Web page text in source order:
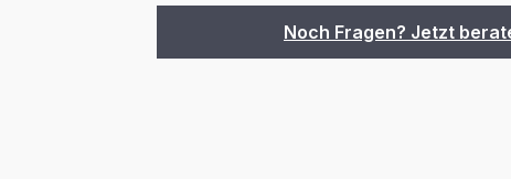
Noch Fragen? Jetzt